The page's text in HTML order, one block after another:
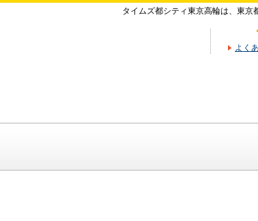
タイムズ都シティ東京高輪は、東京
よく